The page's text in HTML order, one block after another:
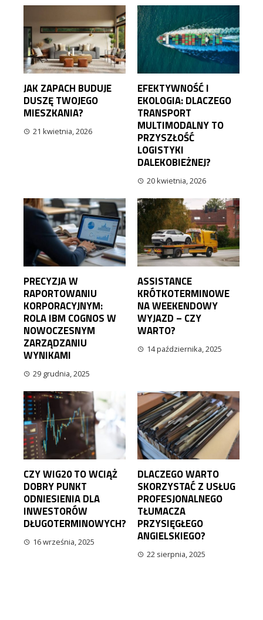
JAK ZAPACH BUDUJE
DUSZĘ TWOJEGO
MIESZKANIA?
21 kwietnia, 2026
EFEKTYWNOŚĆ I
EKOLOGIA: DLACZEGO
TRANSPORT
MULTIMODALNY TO
PRZYSZŁOŚĆ
LOGISTYKI
DALEKOBIEŻNEJ?
20 kwietnia, 2026
PRECYZJA W
RAPORTOWANIU
KORPORACYJNYM:
ROLA IBM COGNOS W
NOWOCZESNYM
ZARZĄDZANIU
WYNIKAMI
29 grudnia, 2025
ASSISTANCE
KRÓTKOTERMINOWE
NA WEEKENDOWY
WYJAZD – CZY
WARTO?
14 października, 2025
CZY WIG20 TO WCIĄŻ
DOBRY PUNKT
ODNIESIENIA DLA
INWESTORÓW
DŁUGOTERMINOWYCH?
16 września, 2025
DLACZEGO WARTO
SKORZYSTAĆ Z USŁUG
PROFESJONALNEGO
TŁUMACZA
PRZYSIĘGŁEGO
ANGIELSKIEGO?
22 sierpnia, 2025